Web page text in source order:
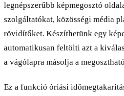
legnépszerűbb képmegosztó
szolgáltatókat, közösségi média
rövidítőket. Készíthetünk egy
automatikusan feltölti azt a
a vágólapra másolja a
Ez a funkció óriási